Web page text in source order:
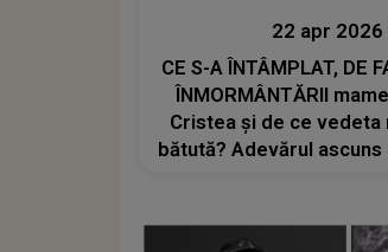
22 apr 2026
CE S-A ÎNTÂMPLAT, DE
ÎNMORMÂNTĂRII
Cristea și de ce vedeta
bătută? Adevărul ascuns